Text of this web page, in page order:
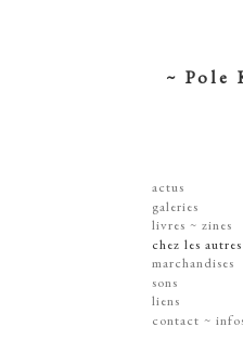
~ Pole
actus
galeries
dessins ~
affiches ~
gravures
peintures
dissections
jouets ~
livres ~ zines
chez les autres
marchandises
sérigraphies
livres &
gravures
sons
liens
contact ~